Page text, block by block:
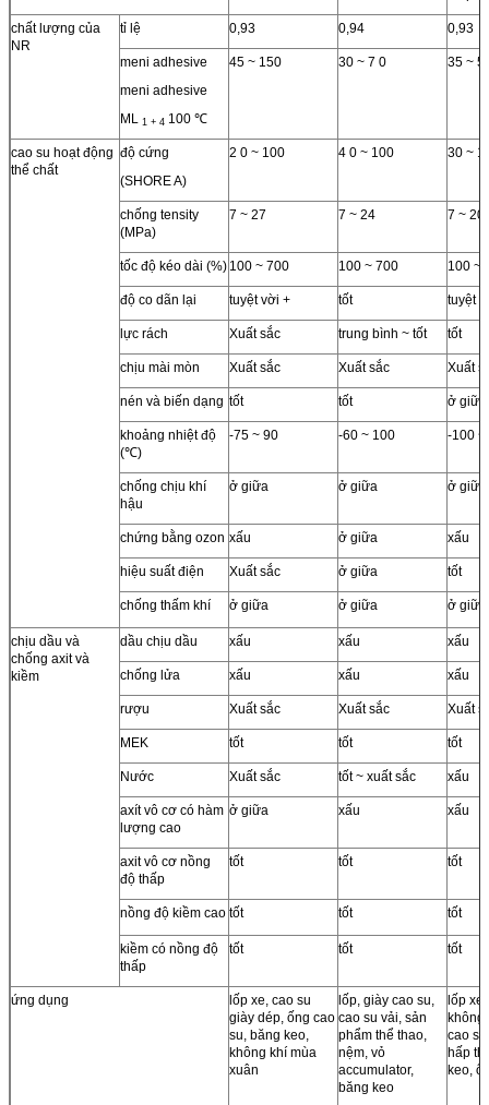
chất lượng của
NR
tỉ lệ 0,93 0,94 0,93
meni adhesive
meni adhesive
ML 1 + 4 100 ℃
45 ~ 150 30 ~ 7 0 35 ~
cao su hoạt động
thể chất
độ cứng
(SHORE A)
2 0 ~ 100 4 0 ~ 100 30 ~
chống tensity
(MPa)
7 ~ 27 7 ~ 24 7 ~ 20
tốc độ kéo dài (%) 100 ~ 700 100 ~ 700 100 ~
độ co dãn lại tuyệt vời + tốt tuyệt
lực rách Xuất sắc trung bình ~ tốt tốt
chịu mài mòn Xuất sắc Xuất sắc Xuất
nén và biến dạng tốt tốt ở giữa
khoảng nhiệt độ
(℃)
-75 ~ 90 -60 ~ 100 -100 ~
chống chịu khí
hậu
ở giữa ở giữa ở giữa
chứng bằng ozon xấu ở giữa xấu
hiệu suất điện Xuất sắc ở giữa tốt
chống thấm khí ở giữa ở giữa ở giữa
chịu dầu và
chống axit và
kiềm
dầu chịu dầu xấu xấu xấu
chống lửa xấu xấu xấu
rượu Xuất sắc Xuất sắc Xuất
MEK tốt tốt tốt
Nước Xuất sắc tốt ~ xuất sắc xấu
axít vô cơ có hàm
lượng cao
ở giữa xấu xấu
axit vô cơ nồng
độ thấp
tốt tốt tốt
nồng độ kiềm cao tốt tốt tốt
kiềm có nồng độ
thấp
tốt tốt tốt
ứng dụng
lốp xe, cao su
giày dép, ống cao
su, băng keo,
không khí mùa
xuân
lốp, giày cao su,
cao su vải, sản
phẩm thể thao,
nệm, vỏ
accumulator,
băng keo
lốp xe
không
cao
hấp
keo,